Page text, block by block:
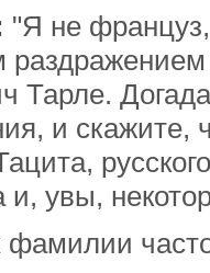
"Я не
Тарле.
и скажите,
увы,
фамилии